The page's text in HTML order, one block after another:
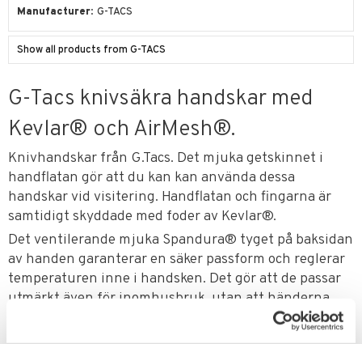
Manufacturer G-TACS
Show all products from G-TACS
G-Tacs knivsäkra handskar med
Kevlar® och AirMesh®.
Knivhandskar från G.Tacs. Det mjuka getskinnet i
handflatan gör att du kan kan använda dessa
handskar vid visitering. Handflatan och fingarna är
samtidigt skyddade med foder av Kevlar®.
Det ventilerande mjuka Spandura® tyget på baksidan
av handen garanterar en säker passform och reglerar
temperaturen inne i handsken. Det gör att de passar
utmärkt även för inomhusbruk, utan att händerna
blir för svettiga. Halkfri stoppning mellan tummen
och pekfingret skapar maximalt grepp och hållbarhet.